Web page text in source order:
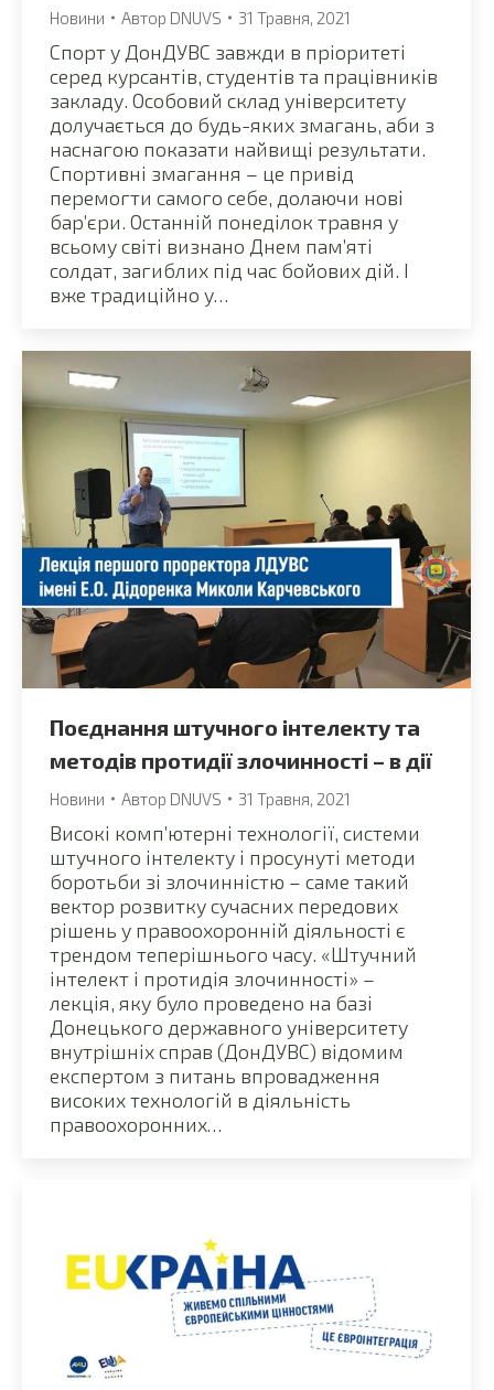
Новини Автор DNUVS 31 Травня, 2021
Спорт у ДонДУВС завжди в пріоритеті
серед курсантів, студентів та працівників
закладу. Особовий склад університету
долучається до будь-яких змагань, аби з
наснагою показати найвищі результати.
Спортивні змагання – це привід
перемогти самого себе, долаючи нові
бар’єри. Останній понеділок травня у
всьому світі визнано Днем пам’яті
солдат, загиблих під час бойових дій. І
вже традиційно у…
Поєднання штучного інтелекту та
методів протидії злочинності – в дії
Новини Автор DNUVS 31 Травня, 2021
Високі комп’ютерні технології, системи
штучного інтелекту і просунуті методи
боротьби зі злочинністю – саме такий
вектор розвитку сучасних передових
рішень у правоохоронній діяльності є
трендом теперішнього часу. «Штучний
інтелект і протидія злочинності» –
лекція, яку було проведено на базі
Донецького державного університету
внутрішніх справ (ДонДУВС) відомим
експертом з питань впровадження
високих технологій в діяльність
правоохоронних…